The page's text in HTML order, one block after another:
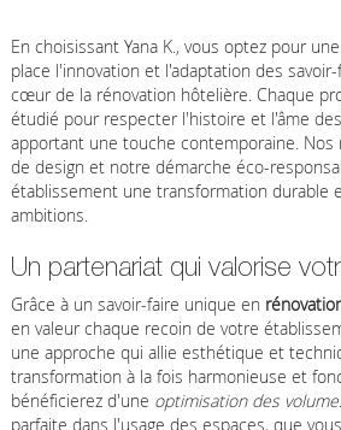
En choisissant Yana K., vous optez pour
place l'innovation et l'adaptation des
cœur de la rénovation hôtelière. Chaque
étudié pour respecter l'histoire et l'âme
apportant une touche contemporaine.
de design et notre démarche éco-
établissement une transformation durable
ambitions.
Un partenariat qui valorise
Grâce à un savoir-faire unique en
en valeur chaque recoin de votre
une approche qui allie esthétique et
transformation à la fois harmonieuse et
bénéficierez d'une optimisation des
parfaite dans l'usage des espaces, que